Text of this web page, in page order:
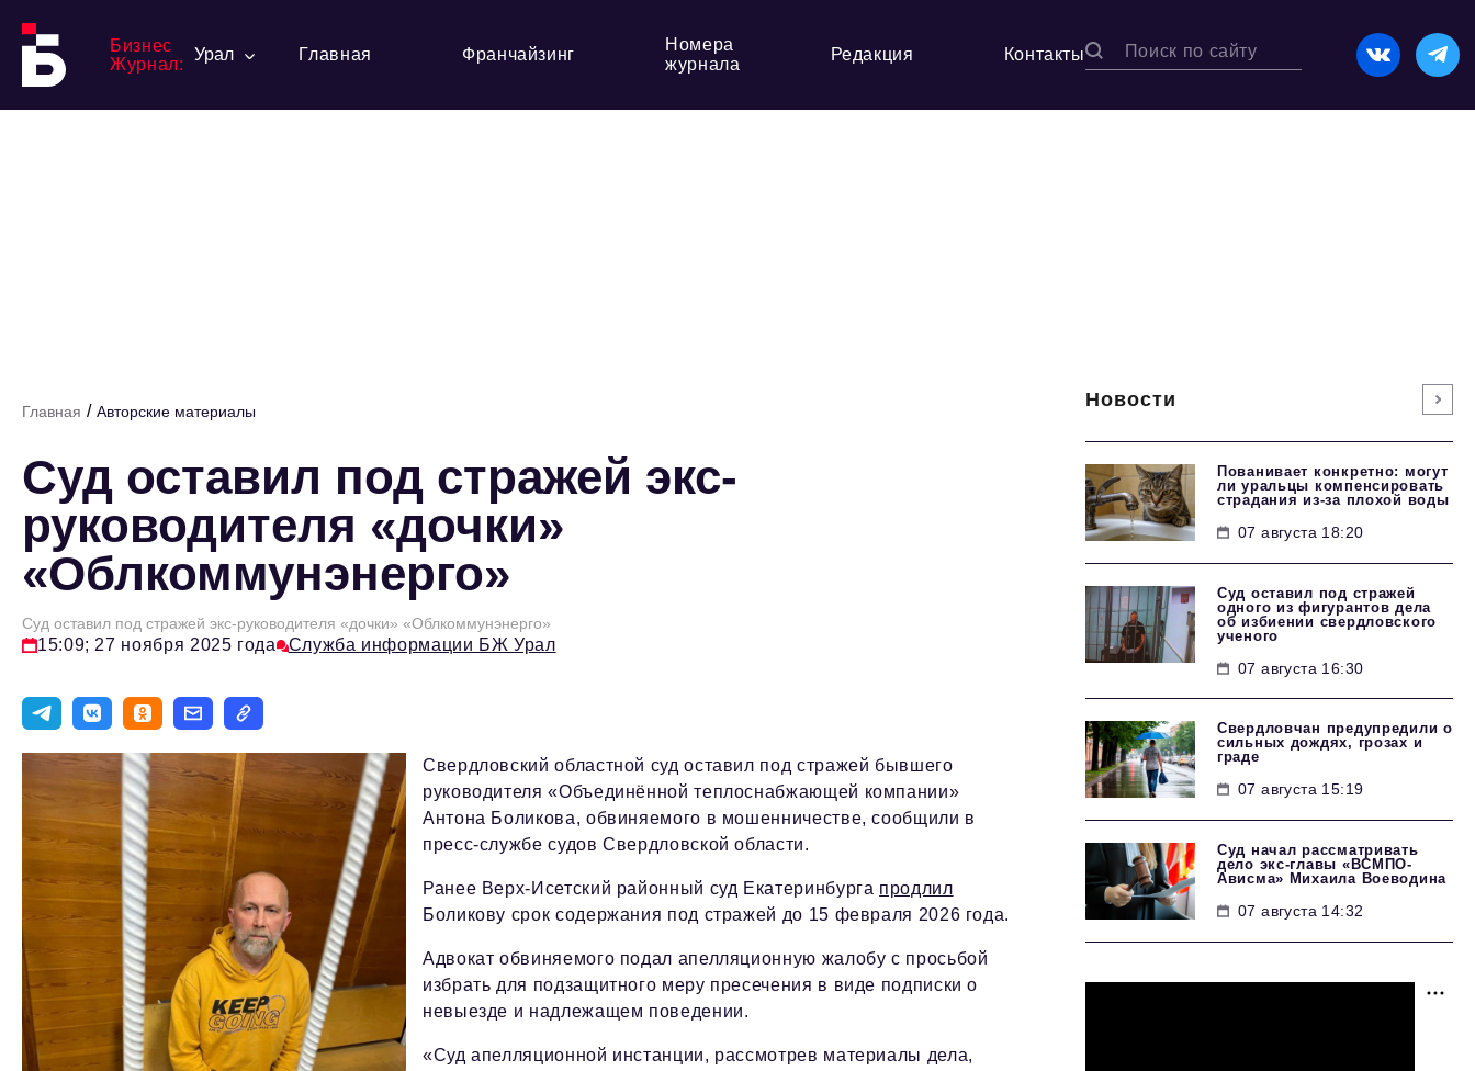
Бизнес
Журнал:
Урал Главная Франчайзинг
Номера
журнала
Редакция Контакты
Главная / Авторские материалы
Суд оставил под стражей экс-
руководителя «дочки»
«Облкоммунэнерго»
Суд оставил под стражей экс-руководителя «дочки» «Облкоммунэнерго»
15:09; 27 ноября 2025 года Служба информации БЖ Урал
Свердловский областной суд оставил под стражей бывшего
руководителя «Объединённой теплоснабжающей компании»
Антона Боликова, обвиняемого в мошенничестве, сообщили в
пресс-службе судов Свердловской области.
Ранее Верх-Исетский районный суд Екатеринбурга продлил
Боликову срок содержания под стражей до 15 февраля 2026 года.
Адвокат обвиняемого подал апелляционную жалобу с просьбой
избрать для подзащитного меру пресечения в виде подписки о
невыезде и надлежащем поведении.
«Суд апелляционной инстанции, рассмотрев материалы дела,
Новости
Пованивает конкретно: могут
ли уральцы компенсировать
страдания из-за плохой воды
07 августа 18:20
Суд оставил под стражей
одного из фигурантов дела
об избиении свердловского
ученого
07 августа 16:30
Свердловчан предупредили о
сильных дождях, грозах и
граде
07 августа 15:19
Суд начал рассматривать
дело экс-главы «ВСМПО-
Ависма» Михаила Воеводина
07 августа 14:32